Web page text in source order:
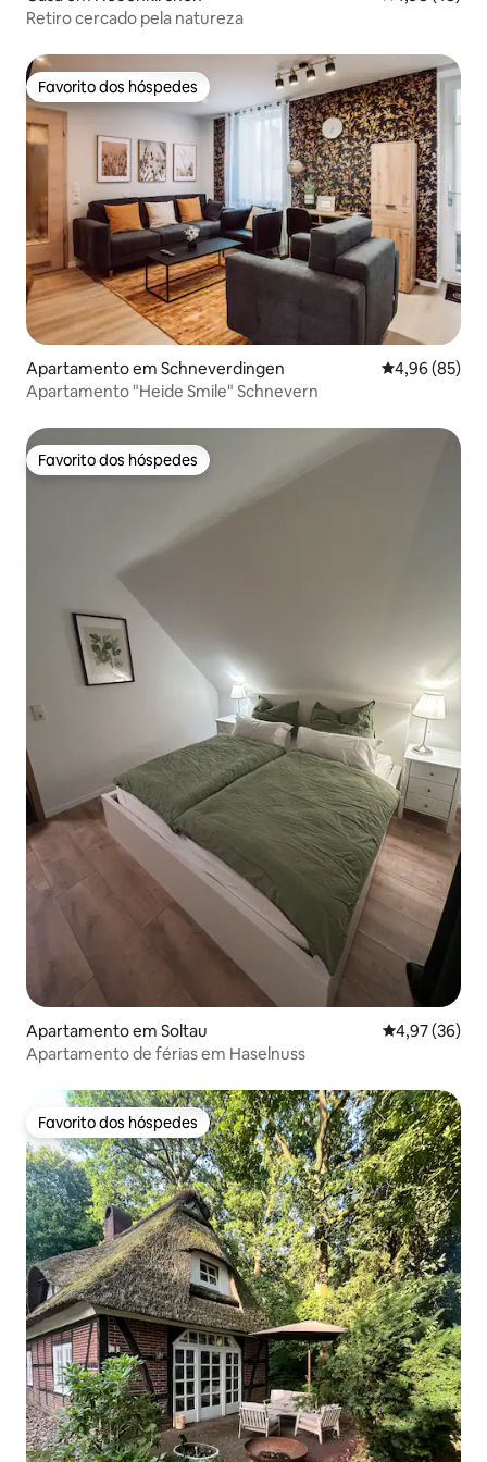
Retiro cercado pela natureza
Favorito dos hóspedes
Favorito dos hóspedes
Apartamento em Schneverdingen Classificação
4,96 (85)
Apartamento "Heide Smile" Schnevern
Favorito dos hóspedes
Favorito dos hóspedes
Apartamento em Soltau Classificação
4,97 (36)
Apartamento de férias em Haselnuss
Favorito dos hóspedes
Favorito dos hóspedes